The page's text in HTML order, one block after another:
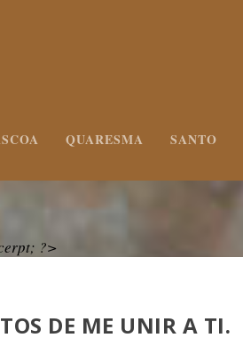
QUARESMA SANTO
?>
DE ME UNIR A TI.